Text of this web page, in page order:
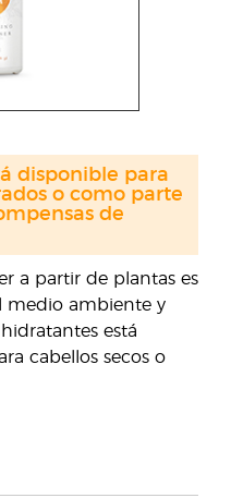
a partir de plantas es
medio ambiente y
está
cabellos secos o
disponible para
o como parte
de